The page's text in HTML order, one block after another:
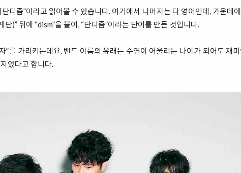
디즘”이라고 읽어볼 수 있습니다. 여기에서 나머지는 다 영어인데, 가운데
)” 뒤에 “dism”을 붙여, “단디즘”이라는 단어를 만든 것입니다.
”를 가리키는데요. 밴드 이름의 유래는 수염이 어울리는 나이가 되어도 재
었다고 합니다.